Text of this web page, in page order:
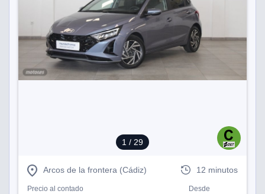
1 / 29
Arcos de la frontera (Cádiz) 12 minutos
Precio al contado Desde